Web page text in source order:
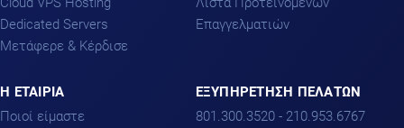
Dedicated Servers
Μετάφερε & Κέρδισε
Επαγγελματιών
H ΕΤΑΙΡΙΑ
Ποιοί είμαστε
ΕΞΥΠΗΡΕΤΗΣΗ ΠΕΛΑΤΩΝ
801.300.3520 - 210.953.6767